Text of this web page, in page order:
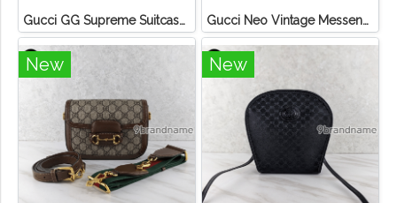
Gucci GG Supreme Suitcase Travel Bag Beige Canvas Gucci Neo Vintage Messenger Bag Canvas
New New